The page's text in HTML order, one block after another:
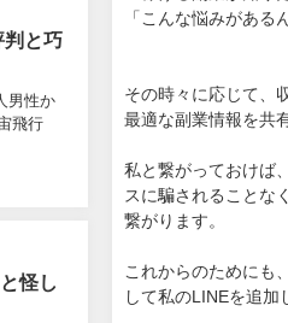
判と巧
男性か
飛行
怪し
「こんな悩みがある
その時々に応じて、
最適な副業情報を共
私と繋がっておけば
スに騙されることな
繋がります。
これからのためにも
して私のLINEを追加